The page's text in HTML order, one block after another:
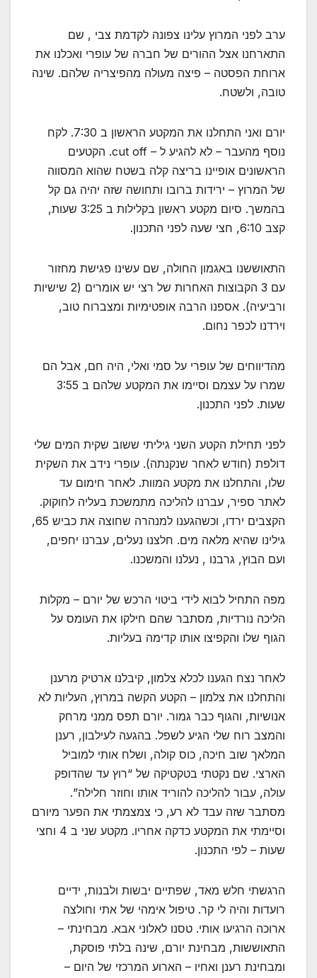
ערב לפני המרוץ עלינו צפונה לקדמת צבי , שם
התארחנו אצל ההורים של חברה של עופרי ואכלנו את
ארוחת הפסטה – פיצה מעולה מהפיצריה שלהם. שינה
טובה, ולשטח.
יורם ואני התחלנו את המקטע הראשון ב 7:30. לקח
נוסף מהעבר – לא להגיע ל – cut off. הקטעים
הראשונים אופיינו בריצה קלה בשטח שהוא המסווה
של המרוץ – ירידות ברובו ותחושה שזה יהיה גם קל
בהמשך. סיום מקטע ראשון בקלילות ב 3:25 שעות,
קצב 6:10, חצי שעה לפני התכנון.
התאוששנו באגמון החולה, שם עשינו פגישת מחזור
עם 3 הקבוצות האחרות של רצי יש אומרים (2 שישיות
ורביעיה). אספנו הרבה אופטימיות ומצברוח טוב,
וירדנו לכפר נחום.
מהדיווחים של עופרי על סמי ואלי, היה חם, אבל הם
שמרו על עצמם וסיימו את המקטע שלהם ב 3:55
שעות. לפני התכנון.
לפני תחילת הקטע השני גיליתי ששוב שקית המים שלי
דולפת (חודש לאחר שנקנתה). עופרי נידב את השקית
שלו, והתחלנו את מקטע המוות. לאחר חימום עד
לאתר ספיר, עברנו להליכה מתמשכת בעליה לחוקוק.
הקצבים ירדו, וכשהגענו למנהרה שחוצה את כביש 65,
גילינו שהיא מלאה מים. חלצנו נעלים, עברנו יחפים,
ועם הבוץ, גרבנו , נעלנו והמשכנו.
מפה התחיל לבוא לידי ביטוי הרכש של יורם – מקלות
הליכה נורדיות, מסתבר שהם חילקו את העומס על
הגוף שלו והקפיצו אותו קדימה בעליות.
לאחר נצח הגענו לכלא צלמון, קיבלנו ארטיק מרענן
והתחלנו את צלמון – הקטע הקשה במרוץ, העליות לא
אנושיות, והגוף כבר גמור. יורם תפס ממני מרחק
והמצב רוח שלי הגיע לשפל. בהגעה לעילבון, רענן
המלאך שוב חיכה, כוס קולה, ושלח אותי למוביל
הארצי. שם נקטתי בטקטיקה של “רוץ עד שהדופק
עולה, עבור להליכה להוריד אותו וחוזר חלילה”.
מסתבר שזה עבד לא רע, כי צמצמתי את הפער מיורם
וסיימתי את המקטע כדקה אחריו. מקטע שני ב 4 וחצי
שעות – לפי התכנון.
הרגשתי חלש מאד, שפתיים יבשות ולבנות, ידיים
רועדות והיה לי קר. טיפול אימהי של אתי וחולצה
ארוכה הרגיעו אותי. טסנו לאלוני אבא. מבחינתי –
התאוששות, מבחינת יורם, שינה בלתי פוסקת,
ומבחינת רענן ואחיו – הארוע המרכזי של היום –